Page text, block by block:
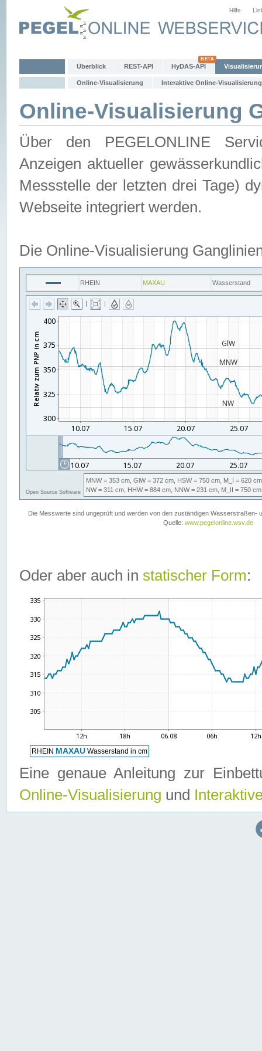
Hilfe
Überblick REST-API HyDAS-API
Online-Visualisierung Interaktive Online-Visualisierung
Online-Visualisierung
Über den PEGELONLINE
Anzeigen aktueller
Messstelle der letzten drei Tage)
Webseite integriert werden.
Die Online-Visualisierung
Oder aber auch in statischer Form:
Eine genaue Anleitung zur
Online-Visualisierung und